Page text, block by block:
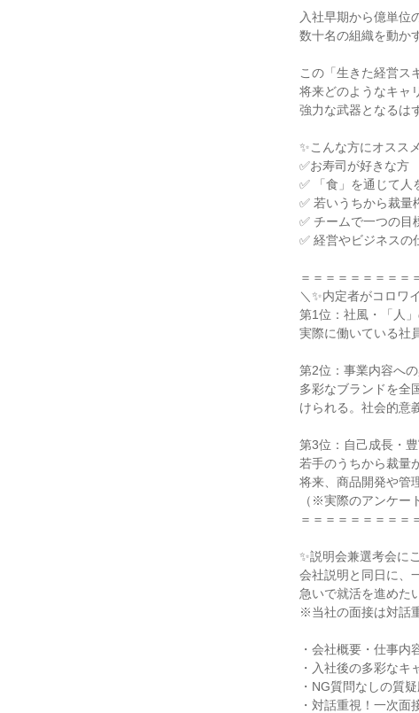
入社早期から億単位
数十名の組織を動か
この「生きた経営ス
将来どのようなキャ
強力な武器となるは
✨こんな方にオスス
✅お寿司が好きな方
✅ 「食」を通じて人
✅ 若いうちから裁量
✅ チームで一つの目
✅ 経営やビジネスの
＝＝＝＝＝＝＝＝＝
＼✨内定者がコロワ
第1位：社風・「人
実際に働いている社
第2位：事業内容へ
多彩なブランドを全
けられる。社会的意
第3位：自己成長・
若手のうちから裁量
将来、商品開発や管
（※実際のアンケー
＝＝＝＝＝＝＝＝＝
✨説明会兼選考会に
会社説明と同日に、
急いで就活を進めた
※当社の面接は対話
・会社概要・仕事内
・入社後の多彩なキ
・NG質問なしの質
・対話重視！一次面